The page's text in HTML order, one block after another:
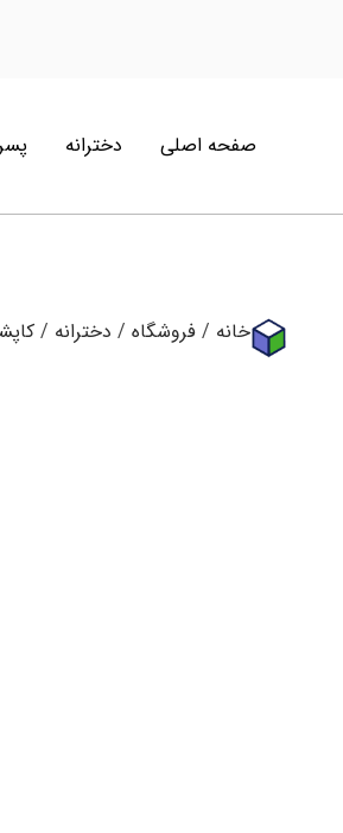
صفحه اصلی دخترانه
خانه / فروشگاه / دخترانه /